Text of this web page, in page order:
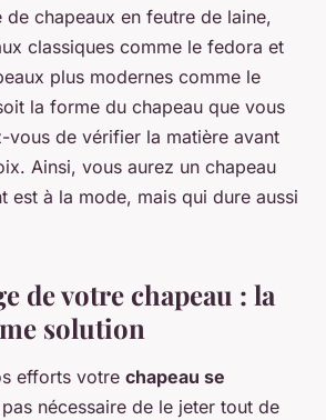
de chapeaux en feutre de laine,
classiques comme le fedora et
plus modernes comme le
la forme du chapeau que vous
vous de vérifier la matière avant
Ainsi, vous aurez un chapeau
est à la mode, mais qui dure aussi
de votre chapeau : la
solution
efforts votre chapeau se
nécessaire de le jeter tout de